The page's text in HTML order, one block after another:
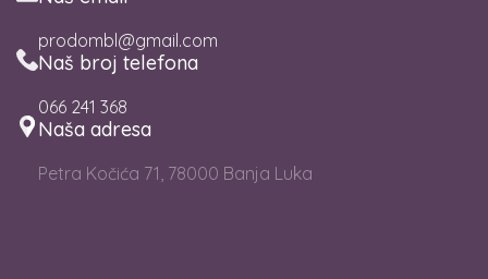
prodombl@gmail.com
Naš broj telefona
066 241 368
Naša adresa
Petra Kočića 71, 78000 Banja Luka